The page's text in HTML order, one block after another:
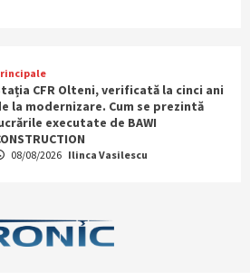
CFR Olteni, verificată la cinci ani
la modernizare. Cum se prezintă
executate de BAWI
08/08/2026 Ilinca Vasilescu